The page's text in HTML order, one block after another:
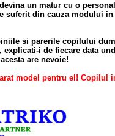
un matur cu o
suferit din cauza modului
si parerile copilului
explicati-i de fiecare data
are nevoie!
model pentru el! Copilul